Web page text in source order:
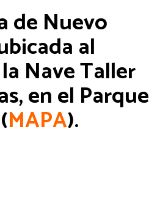
de Nuevo
al
Nave Taller
en el Parque
MAPA).